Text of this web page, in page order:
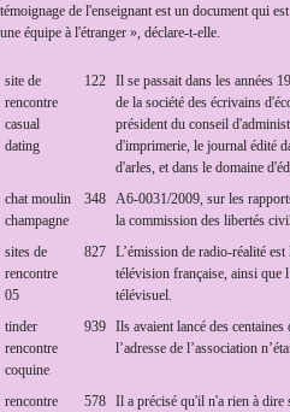
témoignage de l'enseignant est un document qui
une équipe à l'étranger », déclare-t-elle.
site de
rencontre
casual
dating
122 Il se passait dans les années
de la société des écrivains
président du conseil
d'imprimerie, le journal édité
d'arles, et dans le domaine
chat moulin
champagne
348
A6-0031/2009, sur les
la commission des libertés
sites de
rencontre
05
827 L’émission de radio-réalité
télévision française, ainsi que
télévisuel.
tinder
rencontre
coquine
939 Ils avaient lancé des
l’adresse de l’association
rencontre
578 Il a précisé qu'il n'a rien à dire